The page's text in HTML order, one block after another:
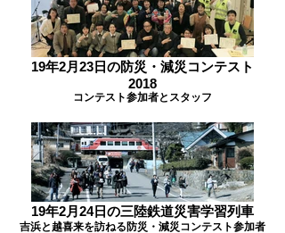
19年2月23日の防災・減災コンテスト
2018
コンテスト参加者とスタッフ
19年2月24日の三陸鉄道災害学習列車
吉浜と越喜来を訪ねる防災・減災コンテスト参加者